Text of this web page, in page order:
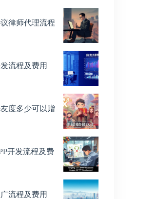
律师代理流程
流程及费用
度多少可以赠
开发流程及费
流程及费用